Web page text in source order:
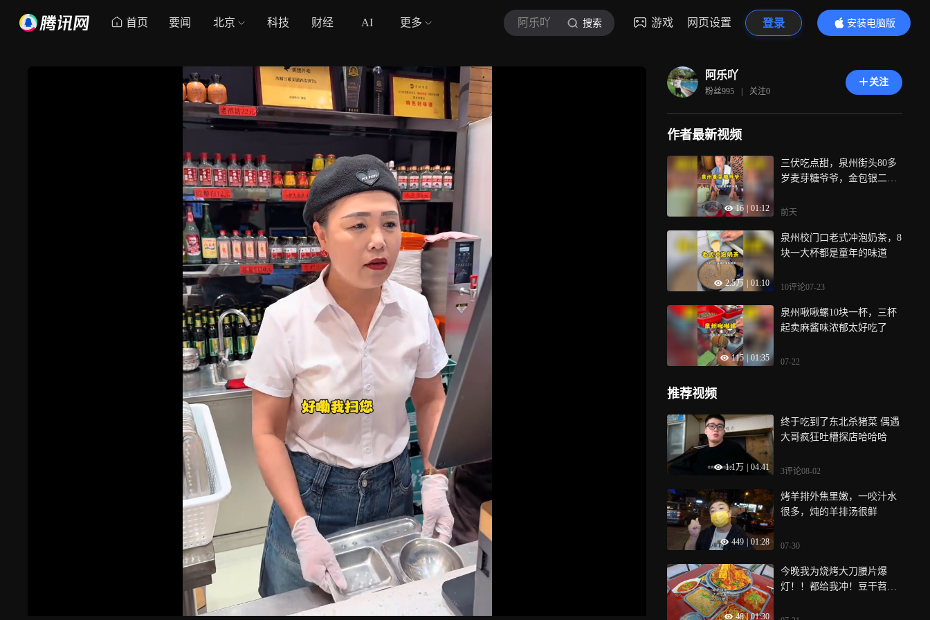
首页 要闻 北京 科技 财经 AI 更多 阿乐吖 搜索 游戏 网页设置 登录
安装电脑版
内容更精彩
阿乐吖
粉丝995 | 关注0
关注
作者最新视频
16 01:12
三伏吃点甜，泉州街头80多
岁麦芽糖爷爷，金包银二十
前天
2.5万 01:10
泉州校门口老式冲泡奶茶，8
块一大杯都是童年的味道
10评论07-23
115 01:35
泉州啾啾螺10块一杯，三杯
起卖麻酱味浓郁太好吃了
07-22
推荐视频
1.1万 04:41
终于吃到了东北杀猪菜 偶遇
大哥疯狂吐槽探店哈哈哈
3评论08-02
449 01:28
烤羊排外焦里嫩，一咬汁水
很多，炖的羊排汤很鲜
07-30
48 | 01:30
今晚我为烧烤大刀腰片爆
灯！！都给我冲！豆干苕皮